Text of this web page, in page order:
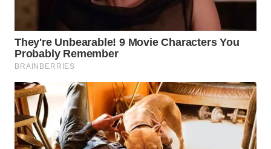
SOLO
WN
BOROBUDUR
WN
MADURA
WN
SURABAYA